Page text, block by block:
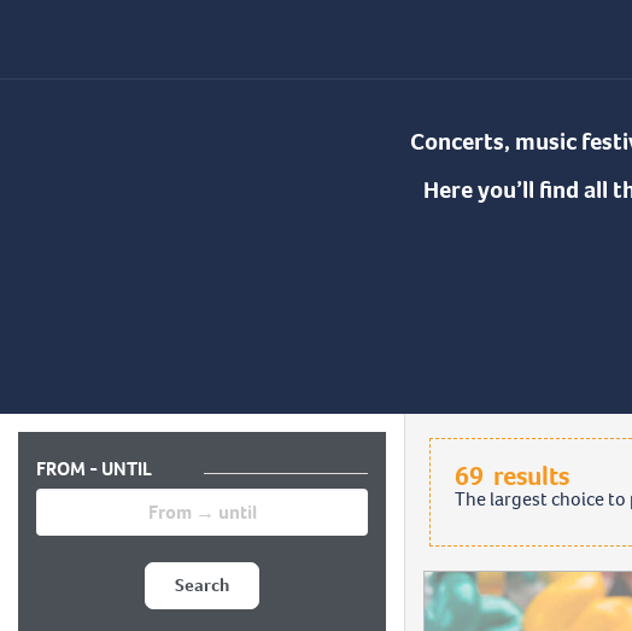
Concerts, music
Here you’ll find all
FROM - UNTIL
Search
69 results
The largest choice